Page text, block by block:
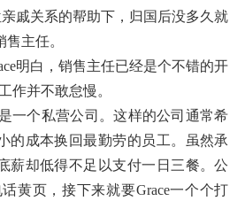
戚关系的帮助下，归国后没多久就
主任。
明白，销售主任已经是个不错的开
作并不敢怠慢。
一个私营公司。这样的公司通常希
的成本换回最勤劳的员工。虽然承
薪却低得不足以支付一日三餐。公
黄页，接下来就要Grace一个个打